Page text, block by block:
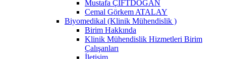
Mustafa ÇİFTDOĞAN
Cemal Görkem ATALAY
Biyomedikal (Klinik Mühendislik )
Birim Hakkında
Klinik Mühendislik Hizmetleri Birim
Çalışanları
İletişim